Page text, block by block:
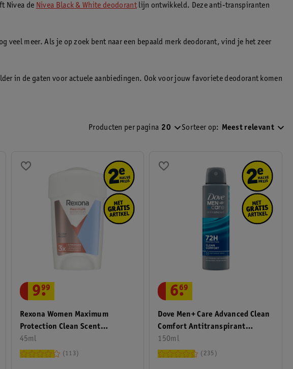
Nivea de Nivea Black & White deodorantlijn ontwikkeld. Deze anti-transpiranten
veel meer. Als je op zoek bent naar een bepaald merk deodorant, vind je het zeer
in de gaten voor actuele aanbiedingen. Ook voor jouw favoriete deodorant komen
Producten per pagina 20 Sorteer op: Meest relevant
Rexona Women Maximum
Protection Clean Scent
Antitranspirant Stick
45ml
9.
99
113
Dove Men+ Care Advanced Clean
Comfort Antitranspirant
Deodorant Spray
150ml
6.
69
235